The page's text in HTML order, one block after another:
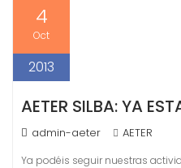
4
Oct
2013
AETER SILBA: YA
admin-aeter AETER
Ya podéis seguir nuestras